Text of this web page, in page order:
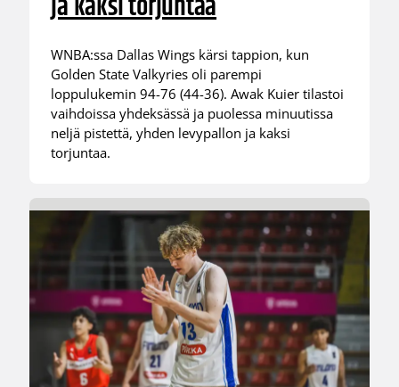
WNBA:ssa Dallas Wings kärsi tappion, kun
Golden State Valkyries oli parempi
loppulukemin 94-76 (44-36). Awak Kuier tilastoi
vaihdoissa yhdeksässä ja puolessa minuutissa
neljä pistettä, yhden levypallon ja kaksi
torjuntaa.